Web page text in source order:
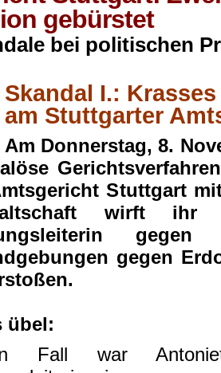
gebürstet
bei politischen
Skandal I.:
am Stuttgarter
Am Donnerstag, 8.
Stuttgart
wirft
gegen
übel:
Fall war